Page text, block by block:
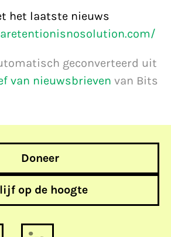
het laatste nieuws
geconverteerd uit
van nieuwsbrieven van Bits
Doneer
op de hoogte